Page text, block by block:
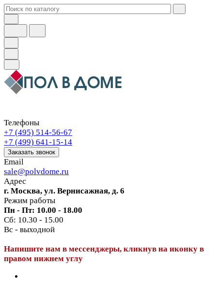
Телефоны
+7 (495) 514-56-67
+7 (499) 641-15-14
Заказать звонок
Email
sale@polvdome.ru
Адрес
г. Москва, ул. Вернисажная, д. 6
Режим работы
Пн - Пт: 10.00 - 18.00
Сб: 10.30 - 15.00
Вс - выходной
Напишите нам в мессенджеры, кликнув на иконку в
правом нижнем углу